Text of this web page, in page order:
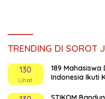
TRENDING DI SOROT
130
Lihat
189
Indonesia Ikuti